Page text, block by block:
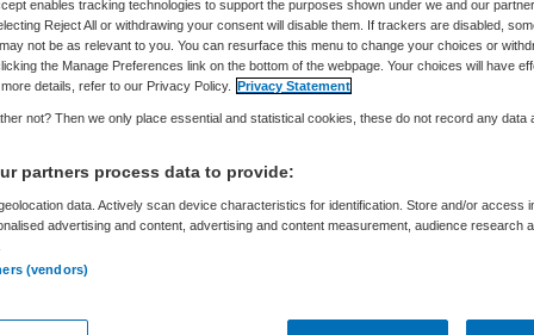
Skipr Redactie 23 juli 2009,12:41 40 keer gelezen
voor huisartsen en medisch
vermogen verloren door de economische crisis.
zijn er tekenen van herstel. Dat hebben de
aldus MedNet.
enables tracking technologies to support the purposes shown under we and our
Reject All or withdrawing your consent will disable them. If trackers are disabled,
not be as relevant to you. You can resurface this menu to change your choices or
the Manage Preferences link on the bottom of the webpage. Your choices will have
details, refer to our Privacy Policy. Privacy Statement
not? Then we only place essential and statistical cookies, these do not record any data
partners process data to provide:
data. Actively scan device characteristics for identification. Store and/or access
advertising and content, advertising and content measurement, audience research
(vendors)